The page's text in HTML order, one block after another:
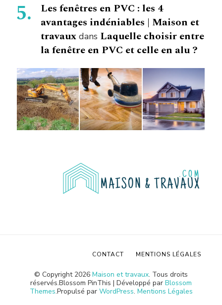
Les fenêtres en PVC : les 4
avantages indéniables | Maison et
travaux dans Laquelle choisir entre
la fenêtre en PVC et celle en alu ?
© Copyright 2026 Maison et travaux. Tous droits
réservés.Blossom PinThis | Développé par Blossom
Themes.Propulsé par WordPress. Mentions Légales
CONTACT MENTIONS LÉGALES